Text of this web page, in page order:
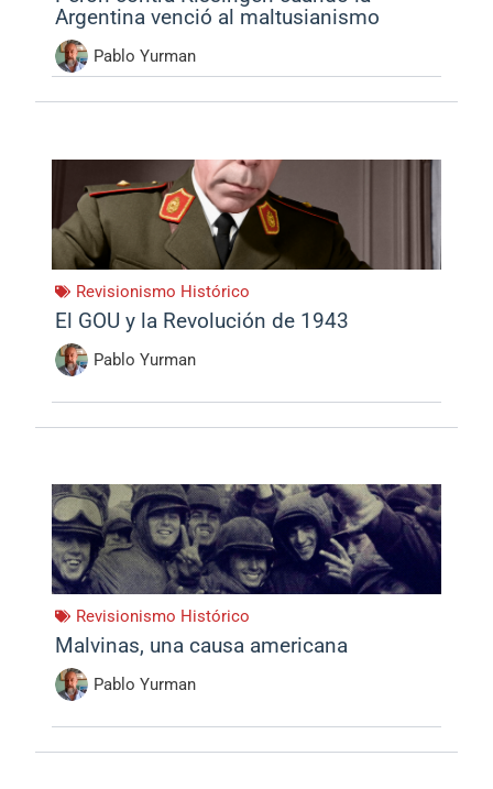
Argentina venció al maltusianismo
Pablo Yurman
Revisionismo Histórico
El GOU y la Revolución de 1943
Pablo Yurman
Revisionismo Histórico
Malvinas, una causa americana
Pablo Yurman